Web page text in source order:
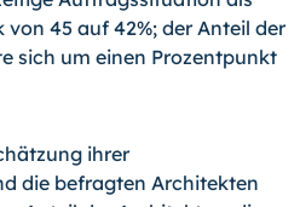
45 auf 42%; der Anteil der
sich um einen Prozentpunkt
ihrer
die befragten Architekten